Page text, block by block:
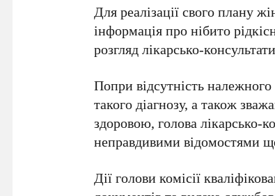
Для реалізації свого плану
інформація про нібито
розгляд лікарсько-
Попри відсутність
такого діагнозу, а також
здоровою, голова лікарсько-
неправдивими відомостями
Дії голови комісії